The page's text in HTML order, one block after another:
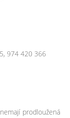
974 420 366
prodloužená